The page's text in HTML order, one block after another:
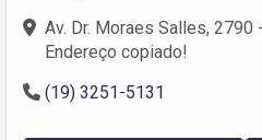
Av. Dr. Moraes Salles, 2790
Endereço copiado!
(19) 3251-5131